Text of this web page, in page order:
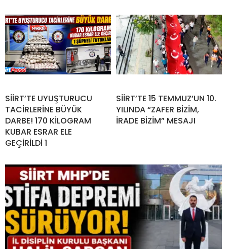
SİİRT’TE UYUŞTURUCU
TACİRLERİNE BÜYÜK
DARBE! 170 KİLOGRAM
KUBAR ESRAR ELE
GEÇİRİLDİ 1
SİİRT’TE 15 TEMMUZ’UN 10.
YILINDA “ZAFER BİZİM,
İRADE BİZİM” MESAJI